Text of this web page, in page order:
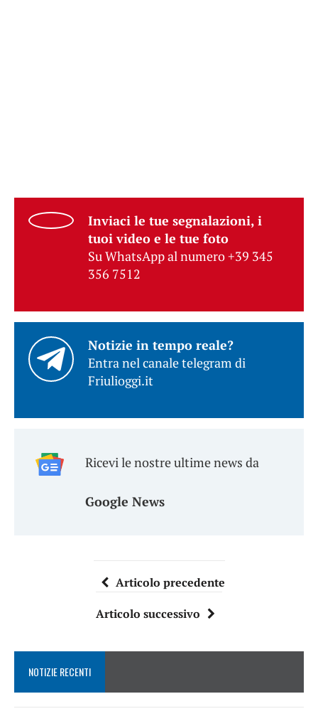
Inviaci le tue segnalazioni, i
tuoi video e le tue foto
Su WhatsApp al numero +39 345
356 7512
Notizie in tempo reale?
Entra nel canale telegram di
Friulioggi.it
Ricevi le nostre ultime news da
Google News
Articolo precedente
Articolo successivo
NOTIZIE RECENTI